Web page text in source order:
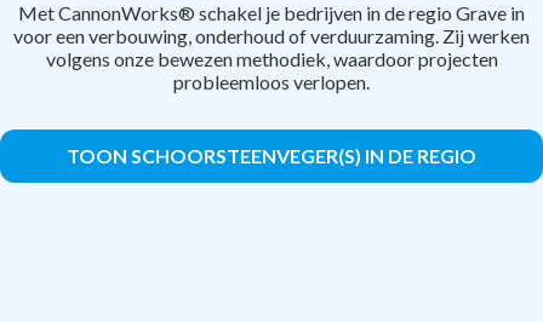
Met CannonWorks® schakel je bedrijven in de regio Grave in
voor een verbouwing, onderhoud of verduurzaming. Zij werken
volgens onze bewezen methodiek, waardoor projecten
probleemloos verlopen.
TOON SCHOORSTEENVEGER(S) IN DE REGIO